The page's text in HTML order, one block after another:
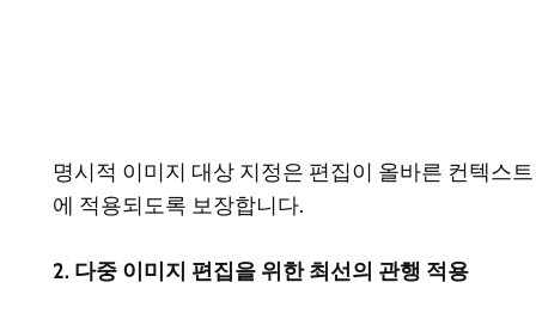
명시적 이미지 대상 지정은 편집이 올바른 컨텍스트
에 적용되도록 보장합니다.
2. 다중 이미지 편집을 위한 최선의 관행 적용